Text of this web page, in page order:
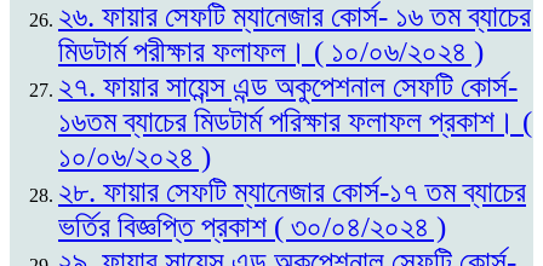
২৬. ফায়ার সেফটি ম্যানেজার কোর্স- ১৬ তম ব্যাচের
মিডটার্ম পরীক্ষার ফলাফল। ( ১০/০৬/২০২৪ )
২৭. ফায়ার সায়েন্স এন্ড অকুপেশনাল সেফটি কোর্স-
১৬তম ব্যাচের মিডটার্ম পরিক্ষার ফলাফল প্রকাশ। (
১০/০৬/২০২৪ )
২৮. ফায়ার সেফটি ম্যানেজার কোর্স-১৭ তম ব্যাচের
ভর্তির বিজ্ঞপ্তি প্রকাশ ( ৩০/০৪/২০২৪ )